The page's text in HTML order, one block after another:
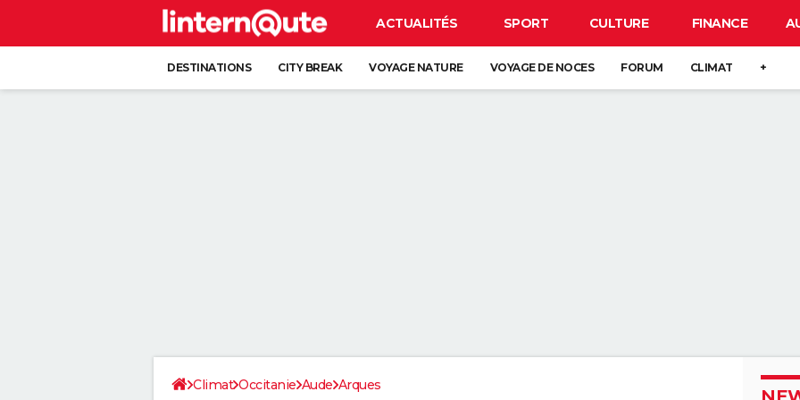
ACTUALITÉS SPORT CULTURE FINANCE
DESTINATIONS CITY BREAK VOYAGE NATURE VOYAGE DE NOCES FORUM CLIMAT +
Climat Occitanie Aude Arques